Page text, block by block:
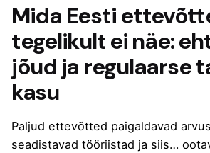
Mida Eesti
tegelikult ei näe:
jõud ja regulaarse
kasu
Paljud ettevõtted paigaldavad
seadistavad tööriistad ja siis…